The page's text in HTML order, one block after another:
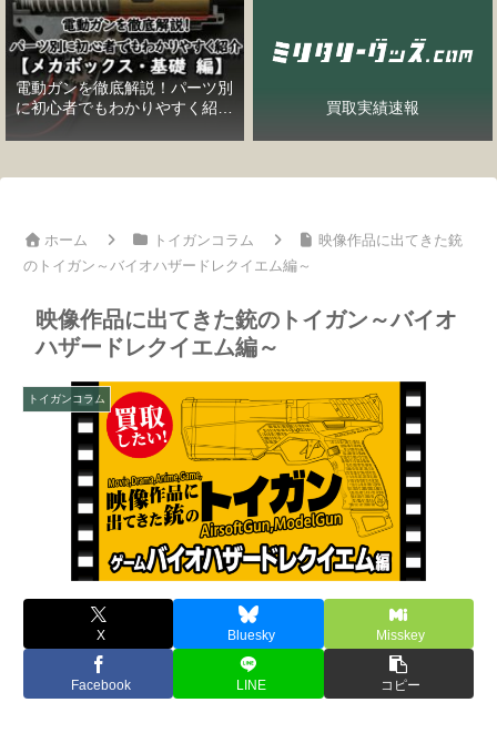
電動ガンを徹底解説！パーツ別
に初心者でもわかりやすく紹介
【メカボックス・基礎編】
買取実績速報
ホーム トイガンコラム
映像作品に出てきた銃
のトイガン～バイオハザードレクイエム編～
映像作品に出てきた銃のトイガン～バイオ
ハザードレクイエム編～
トイガンコラム
映像作品に出てきた銃のトイガン～バイオハザードレクイエム
編～
X Bluesky Misskey
Facebook LINE コピー